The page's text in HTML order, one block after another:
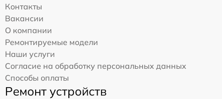
Контакты
Вакансии
О компании
Ремонтируемые модели
Наши услуги
Согласие на обработку персональных данных
Способы оплаты
Ремонт устройств